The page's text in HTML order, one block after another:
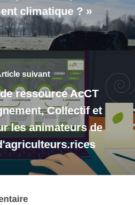
climatique ? »
suivant
ressource AcCT
Collectif et
les animateurs de